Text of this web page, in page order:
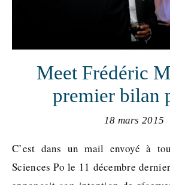
Meet Frédéric
premier bilan
18 mars 2015
C’est dans un mail envoyé à toute la communauté
Sciences Po le 11 décembre